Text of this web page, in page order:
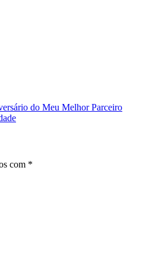
do Meu Melhor Parceiro
com *